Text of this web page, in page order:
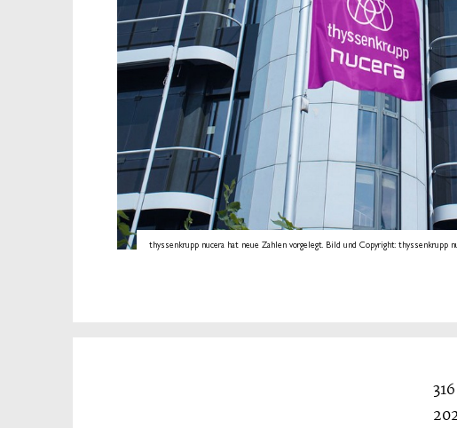
thyssenkrupp nucera hat neue Zahlen vorgelegt. Bild und Copyright: thyssenkrupp